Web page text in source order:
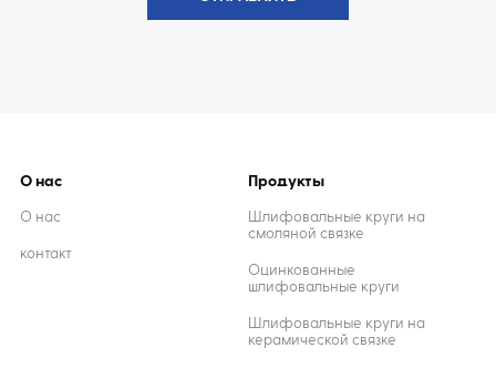
О нас
О нас
контакт
Продукты
Шлифовальные круги на
смоляной связке
Оцинкованные
шлифовальные круги
Шлифовальные круги на
керамической связке